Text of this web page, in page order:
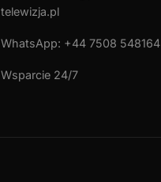
telewizja.pl
WhatsApp: +44 7508 548164
Wsparcie 24/7